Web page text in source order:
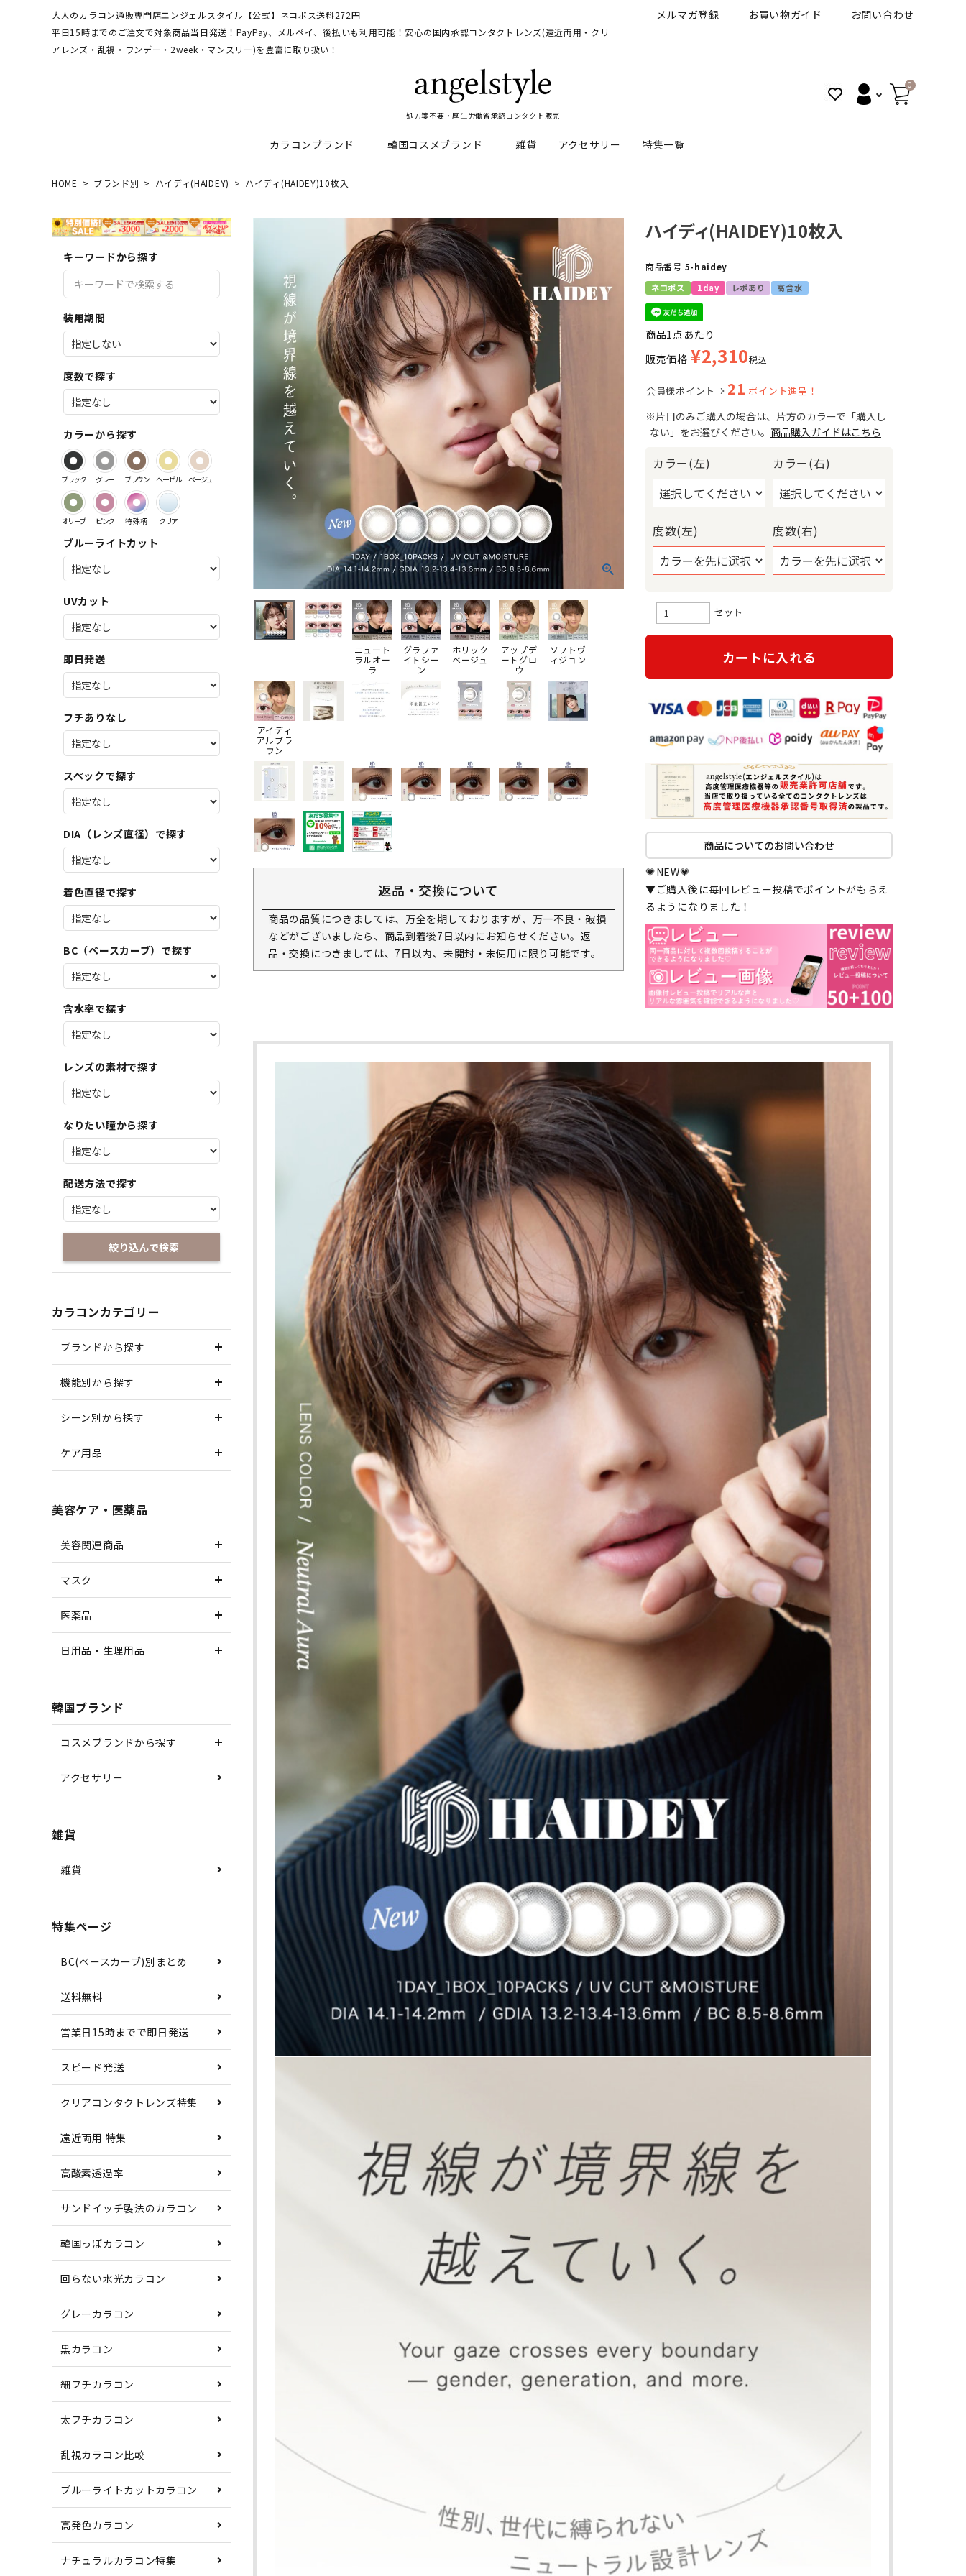
大人のカラコン通販専門店エンジェルスタイル【公式】ネコポス送料272円
平日15時までのご注文で対象商品当日発送！PayPay、メルペイ、後払いも利用可能！安心の国内承認コンタクトレンズ(遠近両用・クリ
アレンズ・乱視・ワンデー・2week・マンスリー)を豊富に取り扱い！
メルマガ登録 お買い物ガイド お問い合わせ
処方箋不要・厚生労働省承認コンタクト販売
0
カラコンブランド
ディファインモイスト
イルミネート
エバーカラーシリーズ シーブリンク キャンディーマジックシリーズ ピュアアイズワンデー
レヴィアワンマンス レヴィアワンデー ネオサイトシリーズ
韓国コスメブランド
3CE Dr.jart+
その他ブランドはこちら
雑貨 アクセサリー 特集一覧
乱視カラコン比較 ブルーライトカットカラコン UVカットカラコン
バレないカラコン 色素薄い系カラコン メンズカラコン特集 ハロウィンカラコン特集
サンドイッチ製法特集
HOME ブランド別 ハイディ(HAIDEY) ハイディ(HAIDEY)10枚入
キーワードから探す
装用期間
度数で探す
カラーから探す
ブラック グレー ブラウン ヘーゼル ベージュ
オリーブ ピンク 特殊柄 クリア
ブルーライトカット
UVカット
即日発送
フチありなし
スペックで探す
DIA（レンズ直径）で探す
着色直径で探す
BC（ベースカーブ）で探す
含水率で探す
レンズの素材で探す
なりたい瞳から探す
配送方法で探す
絞り込んで検索
カラコンカテゴリー
ブランドから探す
機能別から探す
シーン別から探す
ケア用品
美容ケア・医薬品
美容関連商品
マスク
医薬品
日用品・生理用品
韓国ブランド
コスメブランドから探す
アクセサリー
雑貨
雑貨
特集ページ
BC(ベースカーブ)別まとめ
送料無料
営業日15時までで即日発送
スピード発送
クリアコンタクトレンズ特集
遠近両用 特集
高酸素透過率
サンドイッチ製法のカラコン
韓国っぽカラコン
回らない水光カラコン
グレーカラコン
黒カラコン
細フチカラコン
太フチカラコン
乱視カラコン比較
ブルーライトカットカラコン
高発色カラコン
ナチュラルカラコン特集
ニュート
ラルオー
ラ
グラファ
イトシー
ン
ホリック
ベージュ
アップデ
ートグロ
ウ
ソフトヴ
ィジョン
アイディ
アルブラ
ウン
返品・交換について
商品の品質につきましては、万全を期しておりますが、万一不良・破損
などがございましたら、商品到着後7日以内にお知らせください。返
品・交換につきましては、7日以内、未開封・未使用に限り可能です。
ハイディ(HAIDEY)10枚入
商品番号 5-haidey
ネコポス 1day レポあり 高含水
商品1点あたり
販売価格 ¥2,310税込
会員様ポイント⇒ 21 ポイント進呈！
※片目のみご購入の場合は、片方のカラーで「購入し
ない」をお選びください。 商品購入ガイドはこちら
カラー(左)
度数(左)
カラー(右)
度数(右)
セット
カートに入れる
商品についてのお問い合わせ
💗NEW💗
▼ご購入後に毎回レビュー投稿でポイントがもらえ
るようになりました！